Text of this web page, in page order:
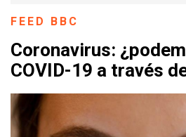
FEED BBC
Coronavirus:
COVID-19 a través